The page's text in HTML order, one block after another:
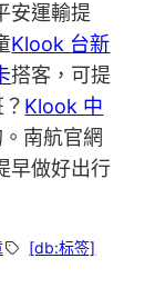
安運輸提
Klook 台新
搭客，可提
Klook 中
南航官網
早做好出行
[db:标签]